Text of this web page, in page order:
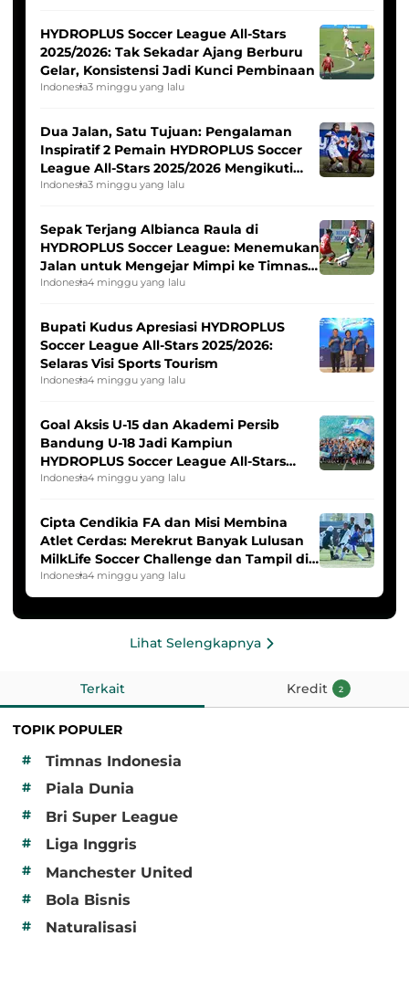
HYDROPLUS Soccer League All-Stars
2025/2026: Tak Sekadar Ajang Berburu
Gelar, Konsistensi Jadi Kunci Pembinaan
Indonesia3 minggu yang lalu
Dua Jalan, Satu Tujuan: Pengalaman
Inspiratif 2 Pemain HYDROPLUS Soccer
League All-Stars 2025/2026 Mengikuti
Seleksi Timnas Indonesia Putri
Indonesia3 minggu yang lalu
Sepak Terjang Albianca Raula di
HYDROPLUS Soccer League: Menemukan
Jalan untuk Mengejar Mimpi ke Timnas
Indonesia Putri
Indonesia4 minggu yang lalu
Bupati Kudus Apresiasi HYDROPLUS
Soccer League All-Stars 2025/2026:
Selaras Visi Sports Tourism
Indonesia4 minggu yang lalu
Goal Aksis U-15 dan Akademi Persib
Bandung U-18 Jadi Kampiun
HYDROPLUS Soccer League All-Stars
2025/2026
Indonesia4 minggu yang lalu
Cipta Cendikia FA dan Misi Membina
Atlet Cerdas: Merekrut Banyak Lulusan
MilkLife Soccer Challenge dan Tampil di
HYDROPLUS Soccer League
Indonesia4 minggu yang lalu
Lihat Selengkapnya
Terkait Kredit 2
TOPIK POPULER
#
Timnas Indonesia
# Piala Dunia
# Bri Super League
# Liga Inggris
# Manchester United
# Bola Bisnis
# Naturalisasi